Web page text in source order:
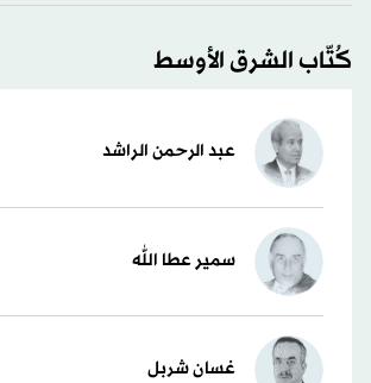
كُتّاب الشرق الأوسط
عبد الرحمن الراشد
سمير عطا الله
غسان شربل